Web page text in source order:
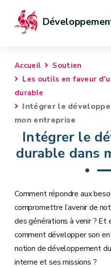
Accueil
Soutien
Les outils en faveur
durable
Intégrer le
mon entreprise
Intégrer le
durable dans
Comment répondre aux
compromettre l’avenir de
des générations à venir ? Et
comment développer son
notion de développement
interne et ses missions ?